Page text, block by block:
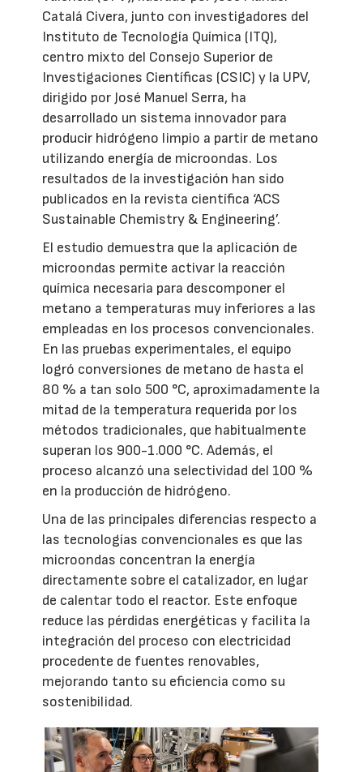
Catalá Civera, junto con investigadores del
Instituto de Tecnología Química (ITQ),
centro mixto del Consejo Superior de
Investigaciones Científicas (CSIC) y la UPV,
dirigido por José Manuel Serra, ha
desarrollado un sistema innovador para
producir hidrógeno limpio a partir de metano
utilizando energía de microondas. Los
resultados de la investigación han sido
publicados en la revista científica ‘ACS
Sustainable Chemistry & Engineering’.
El estudio demuestra que la aplicación de
microondas permite activar la reacción
química necesaria para descomponer el
metano a temperaturas muy inferiores a las
empleadas en los procesos convencionales.
En las pruebas experimentales, el equipo
logró conversiones de metano de hasta el
80 % a tan solo 500 °C, aproximadamente la
mitad de la temperatura requerida por los
métodos tradicionales, que habitualmente
superan los 900-1.000 °C. Además, el
proceso alcanzó una selectividad del 100 %
en la producción de hidrógeno.
Una de las principales diferencias respecto a
las tecnologías convencionales es que las
microondas concentran la energía
directamente sobre el catalizador, en lugar
de calentar todo el reactor. Este enfoque
reduce las pérdidas energéticas y facilita la
integración del proceso con electricidad
procedente de fuentes renovables,
mejorando tanto su eficiencia como su
sostenibilidad.